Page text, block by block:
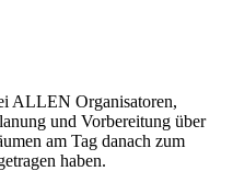
ALLEN Organisatoren,
und Vorbereitung über
am Tag danach zum
haben.